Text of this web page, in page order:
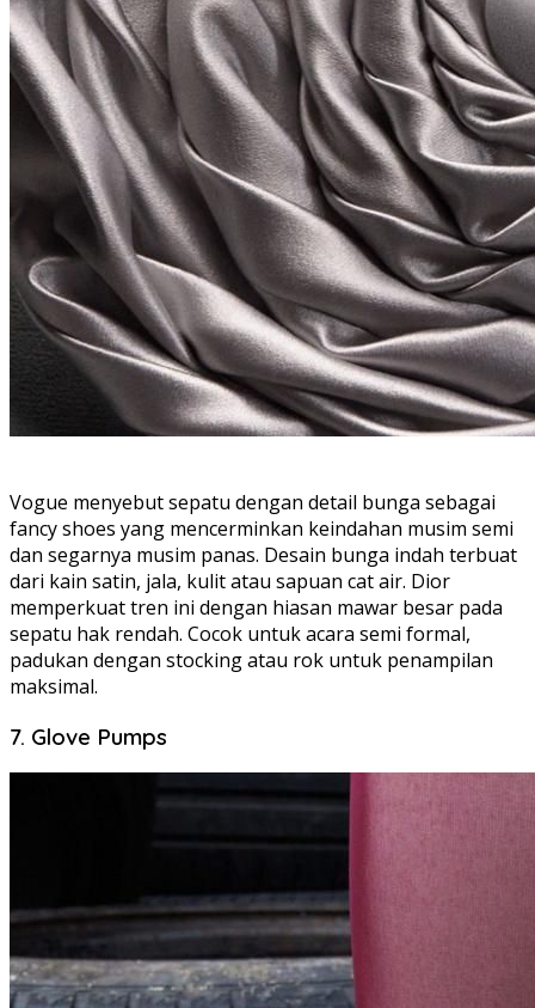
Vogue menyebut sepatu dengan detail bunga sebagai
fancy shoes yang mencerminkan keindahan musim semi
dan segarnya musim panas. Desain bunga indah terbuat
dari kain satin, jala, kulit atau sapuan cat air. Dior
memperkuat tren ini dengan hiasan mawar besar pada
sepatu hak rendah. Cocok untuk acara semi formal,
padukan dengan stocking atau rok untuk penampilan
maksimal.
7. Glove Pumps